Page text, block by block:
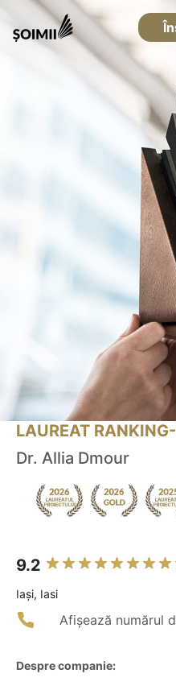
LAUREAT
Dr. Allia Dmour
9.2
Iaşi, Iasi
Afișează numărul
Despre companie: